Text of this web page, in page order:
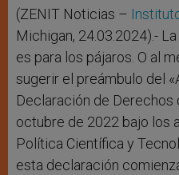
(ZENIT Noticias –
Michigan, 24.03.2024).-
es para los pájaros. O al
sugerir el preámbulo del
Declaración de Derechos
octubre de 2022 bajo los
Política Científica y
esta declaración